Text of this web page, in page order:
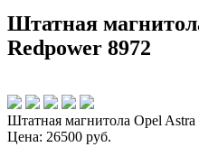
Штатная
Redpower 8972
Штатная магнитола Opel Astra
Цена: 26500 руб.